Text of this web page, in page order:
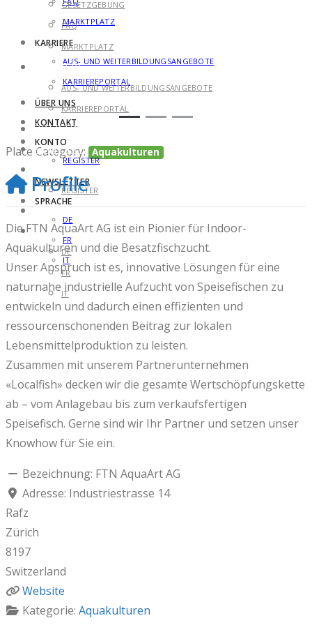
MARKTPLATZ
KARRIERE
AUS- UND WEITERBILDUNGSANGEBOTE
KARRIEREPORTAL
ÜBER UNS
KONTAKT
KONTO
REGISTER
NEWSLETTER
SPRACHE
DE
FR
IT
GESETZGEBUNG
FAQ
MARKTPLATZ
KARRIERE
AUS- UND WEITERBILDUNGSANGEBOTE
KARRIEREPORTAL
ÜBER UNS
KONTAKT
KONTO
REGISTER
NEWSLETTER
SPRACHE
DE
FR
IT
Previous
Place Category: Aquakulturen
Profile
Die FTN AquaArt AG ist ein Pionier für Indoor-
Aquakulturen und die Besatzfischzucht.
Unser Anspruch ist es, innovative Lösungen für eine
naturnahe industrielle Aufzucht von Speisefischen zu
entwickeln und dadurch einen effizienten und
ressourcenschonenden Beitrag zur lokalen
Lebensmittelproduktion zu leisten.
Zusammen mit unserem Partnerunternehmen
«Localfish» decken wir die gesamte Wertschöpfungskette
ab – vom Anlagebau bis zum verkaufsfertigen
Speisefisch. Gerne sind wir Ihr Partner und setzen unser
Knowhow für Sie ein.
Bezeichnung: FTN AquaArt AG
Adresse: Industriestrasse 14
Rafz
Zürich
8197
Switzerland
Website
Kategorie: Aquakulturen